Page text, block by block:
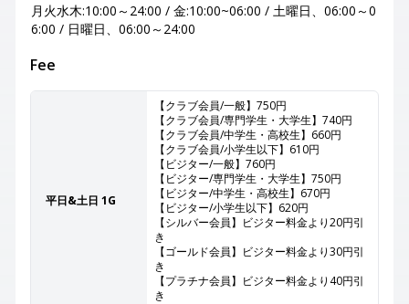
月火水木:10:00～24:00 / 金:10:00~06:00 / 土曜日、06:00～0
6:00 / 日曜日、06:00～24:00
Fee
平日&土日 1G
【クラブ会員/一般】750円
【クラブ会員/専門学生・大学生】740円
【クラブ会員/中学生・高校生】660円
【クラブ会員/小学生以下】610円
【ビジター/一般】760円
【ビジター/専門学生・大学生】750円
【ビジター/中学生・高校生】670円
【ビジター/小学生以下】620円
【シルバー会員】ビジター料金より20円引
き
【ゴールド会員】ビジター料金より30円引
き
【プラチナ会員】ビジター料金より40円引
き